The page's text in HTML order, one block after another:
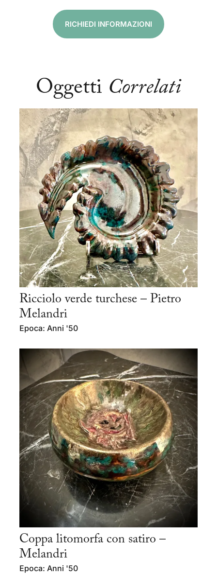
RICHIEDI INFORMAZIONI
Oggetti Correlati
Ricciolo verde turchese – Pietro
Melandri
Epoca: Anni '50
Coppa litomorfa con satiro –
Melandri
Epoca: Anni '50